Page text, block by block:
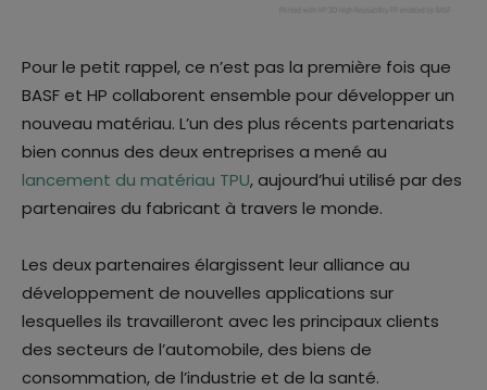
Pour le petit rappel, ce n’est pas la première fois que
BASF et HP collaborent ensemble pour développer un
nouveau matériau. L’un des plus récents partenariats
bien connus des deux entreprises a mené au
lancement du matériau TPU, aujourd’hui utilisé par des
partenaires du fabricant à travers le monde.
Les deux partenaires élargissent leur alliance au
développement de nouvelles applications sur
lesquelles ils travailleront avec les principaux clients
des secteurs de l’automobile, des biens de
consommation, de l’industrie et de la santé.